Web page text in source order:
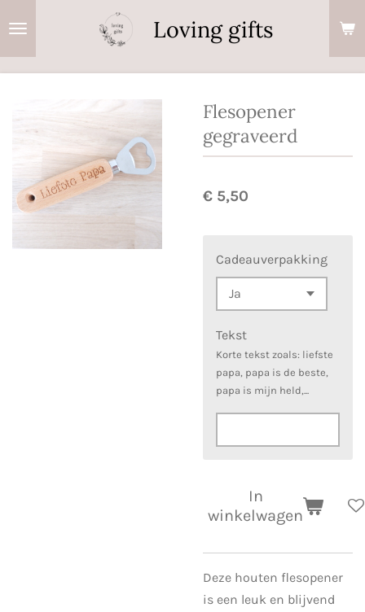
Loving gifts
Flesopener
gegraveerd
€ 5,50
Cadeauverpakking
Tekst
Korte tekst zoals: liefste
papa, papa is de beste,
papa is mijn held,...
In
winkelwagen
Deze houten flesopener
is een leuk en blijvend